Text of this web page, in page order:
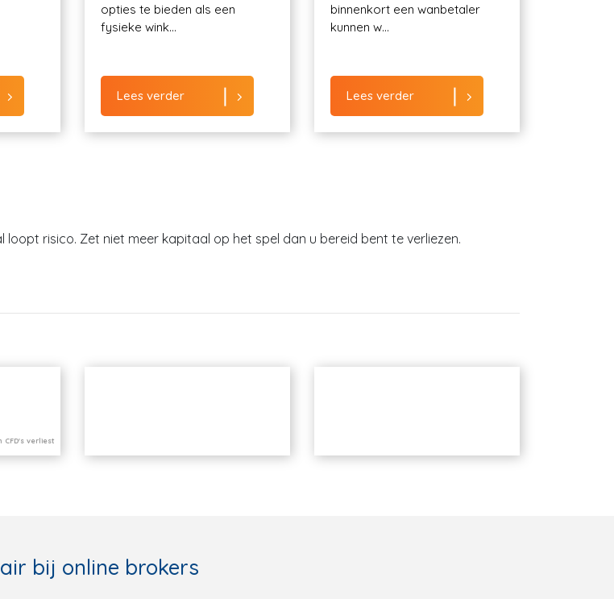
opties te bieden als een
fysieke wink...
Lees verder
binnenkort een wanbetaler
kunnen w...
Lees verder
loopt risico. Zet niet meer kapitaal op het spel dan u bereid bent te verliezen.
verliest
bij online brokers